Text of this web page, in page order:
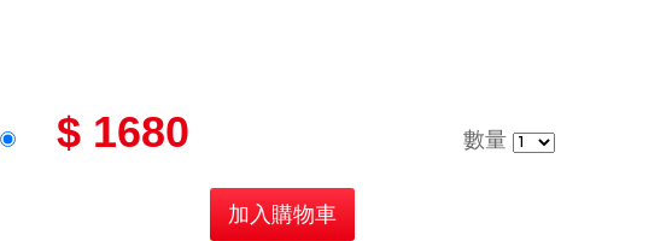
$ 1680 數量
加入購物車